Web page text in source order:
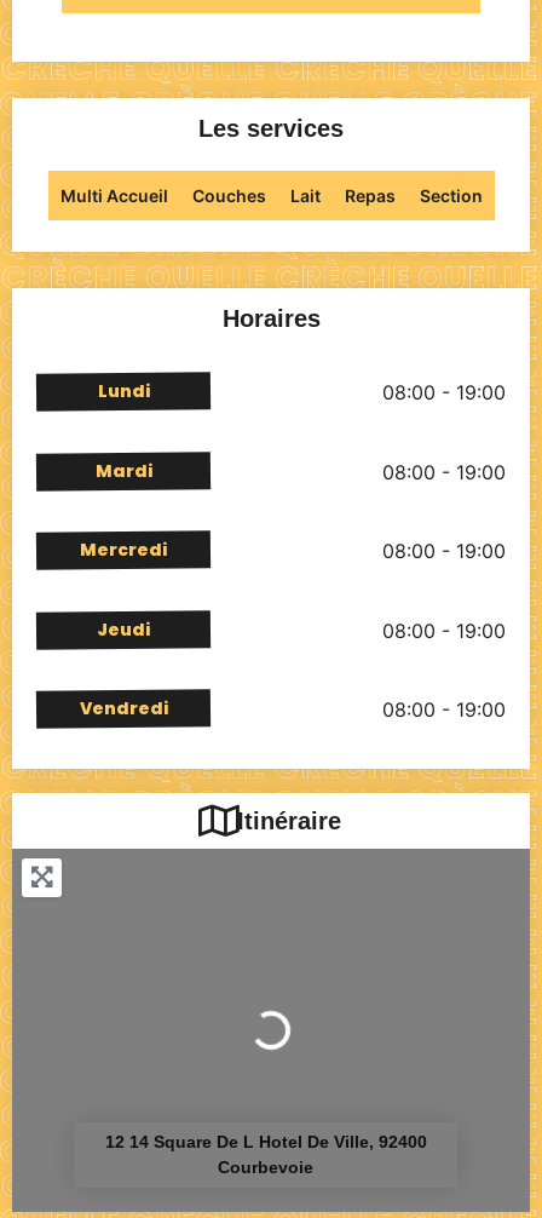
Les services
Multi Accueil Couches Lait Repas Section
Horaires
Lundi 08:00 - 19:00
Mardi 08:00 - 19:00
Mercredi 08:00 - 19:00
Jeudi 08:00 - 19:00
Vendredi 08:00 - 19:00
Itinéraire
Chargement...
12 14 Square De L Hotel De Ville, 92400
Courbevoie